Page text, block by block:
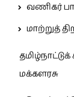
வணிகர்
மாற்றுத்
மக்களரசு